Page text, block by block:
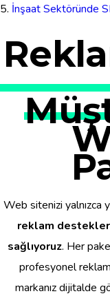
İnşaat Sektöründe
Web sitenizi yalnızca
reklam
sağlıyoruz. Her
profesyonel
markanız dijitalde